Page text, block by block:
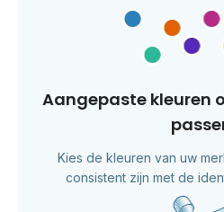
Aangepaste kleuren
Kies de kleuren van uw
consistent zijn met de